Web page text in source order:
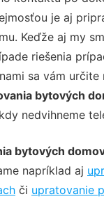
je aj
Keďže aj my
riešenia
sa vám určite
bytových
nedvihneme
bytových
napríklad aj
či upratovanie